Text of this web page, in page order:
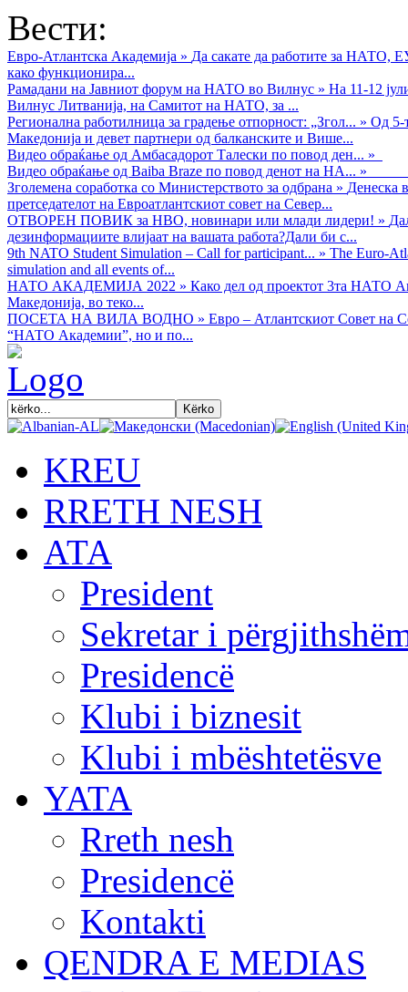
Вести:
Евро-Атлантска Академија » Да сакате да работите за НАТО,
како функционира...
Рамадани на Јавниот форум на НАТО во Вилнус » На 11-12
Вилнус Литванија, на Самитот на НАТО, за ...
Регионална работилница за градење отпорност: „Згол... » Од 5-
Македонија и девет партнери од балканските и Више...
Видео обраќањe од Амбасадорот Талески по повод ден... »
Видео обраќање од Baiba Braze по повод денот на НА... »
Зголемена соработка со Министерството за одбрана » Денеска
претседателот на Евроатлантскиот совет на Север...
ОТВОРЕН ПОВИК за НВО, новинари или млади лидери! »
дезинформациите влијаат на вашата работа?Дали би с...
9th NATO Student Simulation – Call for participant... » The Euro-
simulation and all events of...
НАТО АКАДЕМИЈА 2022 » Како дел од проектот 3та НАТО
Македонија, во теко...
ПОСЕТА НА ВИЛА ВОДНО » Евро – Атлантскиот Совет на
“НАТО Академии”, но и по...
KREU
RRETH NESH
АТА
President
Sekretar i
Presidencë
Klubi i biznesit
Klubi i mbështetësve
YATA
Rreth nesh
Presidencë
Kontakti
QENDRA E MEDIAS